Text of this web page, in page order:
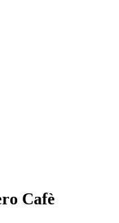
Cafè